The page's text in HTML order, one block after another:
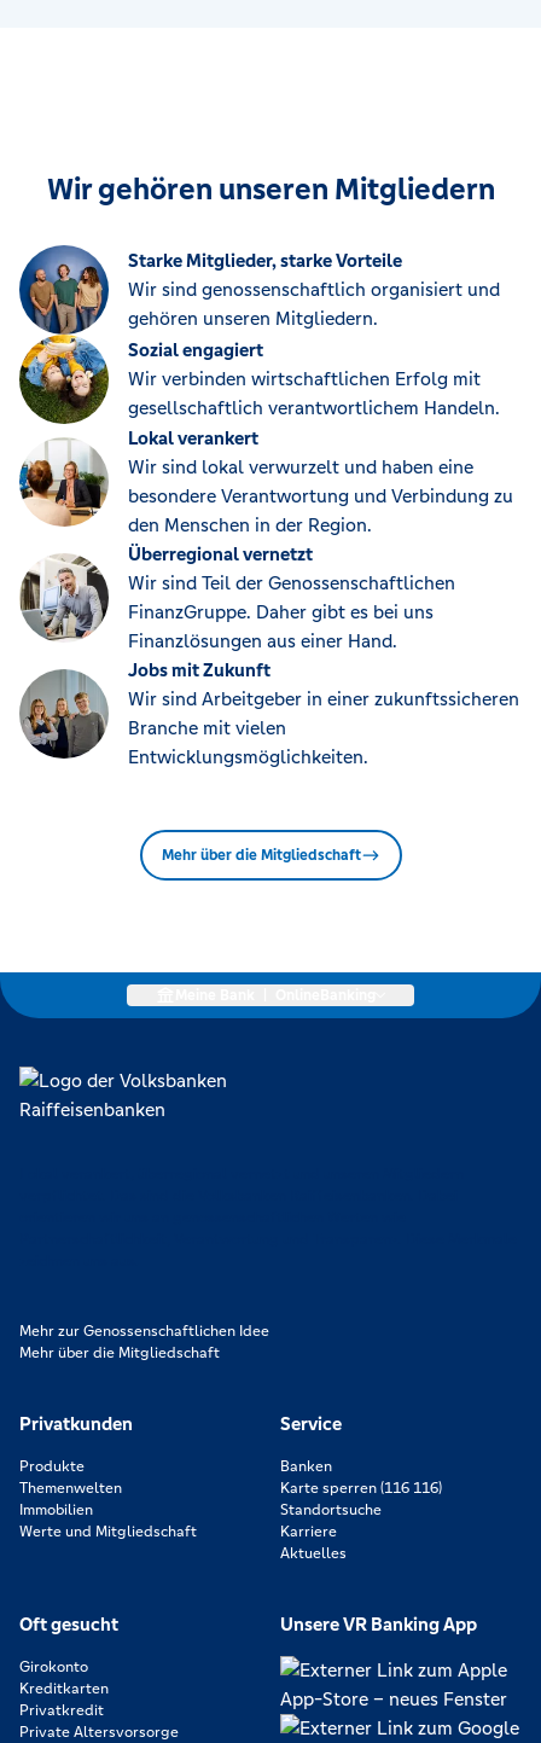
Wir gehören unseren Mitgliedern
Starke Mitglieder, starke Vorteile
Wir sind genossenschaftlich organisiert und
gehören unseren Mitgliedern.
Sozial engagiert
Wir verbinden wirtschaftlichen Erfolg mit
gesellschaftlich verantwortlichem Handeln.
Lokal verankert
Wir sind lokal verwurzelt und haben eine
besondere Verantwortung und Verbindung zu
den Menschen in der Region.
Überregional vernetzt
Wir sind Teil der Genossenschaftlichen
FinanzGruppe. Daher gibt es bei uns
Finanzlösungen aus einer Hand.
Jobs mit Zukunft
Wir sind Arbeitgeber in einer zukunftssicheren
Branche mit vielen
Entwicklungsmöglichkeiten.
Mehr über die Mitgliedschaft
Mehr zur Genossenschaftlichen Idee
Mehr über die Mitgliedschaft
Privatkunden
Produkte
Themenwelten
Immobilien
Werte und Mitgliedschaft
Service
Banken
Karte sperren (116 116)
Standortsuche
Karriere
Aktuelles
Oft gesucht
Girokonto
Kreditkarten
Privatkredit
Private Altersvorsorge
Unsere VR Banking App